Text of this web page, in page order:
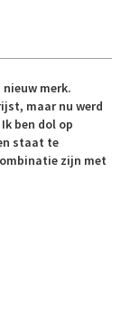
merk.
maar nu werd
ben dol op
staat te
zijn met